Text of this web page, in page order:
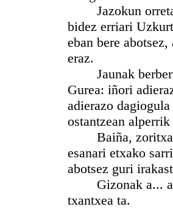
Jazokun orretan
bidez erriari
eban bere
eraz.
Jaunak
Gurea: iñori
adierazo
ostantzean
Baiña,
esanari etxako
abotsez guri
Gizonak a...
txantxea ta.